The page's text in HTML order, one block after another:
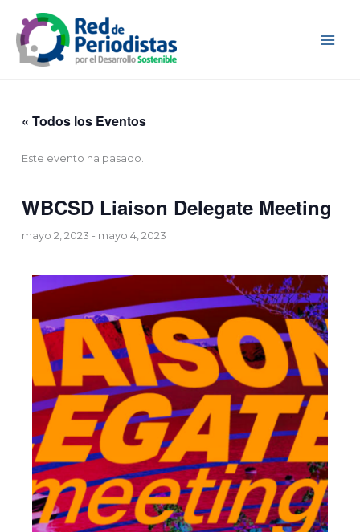
contenido
« Todos los Eventos
Este evento ha pasado.
WBCSD Liaison Delegate Meeting
mayo 2, 2023 - mayo 4, 2023